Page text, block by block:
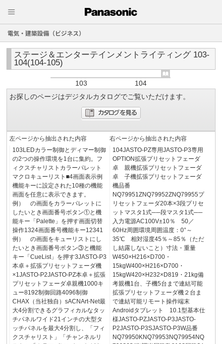
電気・建築設備（ビジネス）
ステージ＆エンターテインメントライティング 103-
104(104-105)
103
104
お探しのページはデジタルカタログでご覧いただけます。
左ページから抽出された内容
103LEDカラー制御とディマー制御
の2つの操作環境を1台に集約。フ
ィクスチャリストカラーパレット
マクロキューリスト■4画面表示例
機能キーに設定された10種の機能
画面を任意に表示できます。
例） の画面をカラーパレットに
したいとき画面番号ボタン①と機
能キー「Palette」を押す画面切替
操作1324画面番号機能キー12341
例） の画面をキューリストにし
たいとき画面番号ボタン③と機能
キー「CueList」を押す3JASTO-P3
本卓＋拡張プリセットフェーダ機
×1JASTO-P2JASTO-PZ本卓＋拡張
プリセットフェーダ卓親機1000キ
ュー8192制御回路4096制御
CHAX（当社独自）sACNArt-Net最
大4分割できるグラフィカルなタッ
チパネルワイド21インチの大型タ
ッチパネルを最大4分割し、「フィ
クスチャリスト」「チャンネルリ
右ページから抽出された内容
104JASTO-PZ専用JASTO-P3専用
OPTION拡張プリセットフェーダ
卓 親機拡張プリセットフェーダ
卓 子機拡張プリセットフェーダ
機品番
NQ79951ZNQ79952ZNQ79955プ
リセットフェーダ20本×3段プリセ
ットマスタ1式──段マスタ1式──
入力電源AC100V±10％ 50／
60Hz周囲環境周囲温度：0°～
35℃ 相対湿度45％～85％（ただ
し結露しないこと）寸法・重量
W450×H216×D700・
15kgW400×H216×D700・
15kgW420×H232×D819・21kg備
考親機1台、子機5台まで連結可能
拡張プリセットフェーダ機２台ま
で連結可能リモート操作端末
Androidタブレット 10.1型基本仕
様JASTO-PZJASTO-P3JASTO-
P2JASTO-P3SJASTO-P3W品番
NQ79950KNQ79953NQ79954NQ